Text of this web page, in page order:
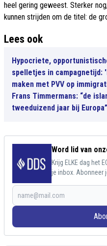
heel gering geweest. Sterker
kunnen strijden om de titel: de
Lees ook
Hypocriete,
spelletjes in campagnetijd:
maken met PVV op
Frans Timmermans: “de
tweeduizend jaar bij Europa”
Word lid van
Krijg ELKE dag het
je inbox. Abonneer